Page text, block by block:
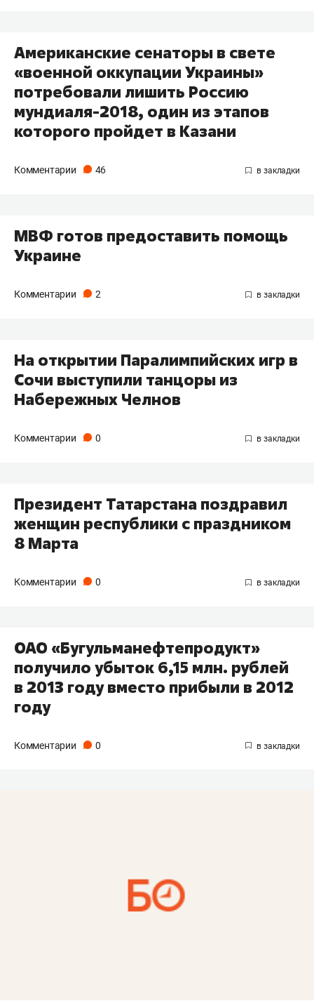
Американские сенаторы в свете
«военной оккупации Украины»
потребовали лишить Россию
мундиаля-2018, один из этапов
которого пройдет в Казани
Комментарии 46
МВФ готов предоставить помощь
Украине
Комментарии 2
На открытии Паралимпийских игр в
Сочи выступили танцоры из
Набережных Челнов
Комментарии 0
Президент Татарстана поздравил
женщин республики с праздником
8 Марта
Комментарии 0
ОАО «Бугульманефтепродукт»
получило убыток 6,15 млн. рублей
в 2013 году вместо прибыли в 2012
году
Комментарии 0